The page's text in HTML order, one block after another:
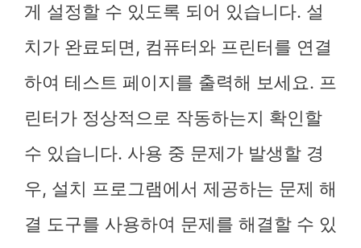
게 설정할 수 있도록 되어 있습니다. 설
치가 완료되면, 컴퓨터와 프린터를 연결
하여 테스트 페이지를 출력해 보세요. 프
린터가 정상적으로 작동하는지 확인할
수 있습니다. 사용 중 문제가 발생할 경
우, 설치 프로그램에서 제공하는 문제 해
결 도구를 사용하여 문제를 해결할 수 있